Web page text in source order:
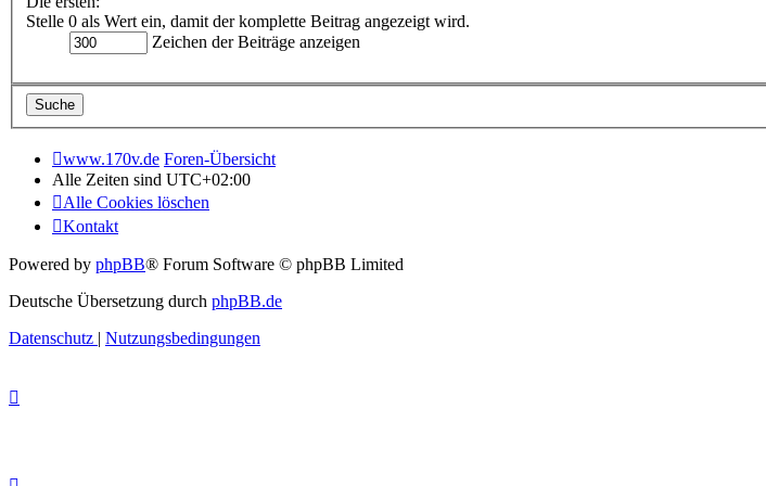
Stelle 0 als Wert ein, damit der komplette Beitrag angezeigt wird.
Zeichen der Beiträge anzeigen
www.170v.de Foren-Übersicht
Alle Zeiten sind UTC+02:00
Alle Cookies löschen
Kontakt
Powered by phpBB® Forum Software © phpBB Limited
Deutsche Übersetzung durch phpBB.de
Datenschutz | Nutzungsbedingungen